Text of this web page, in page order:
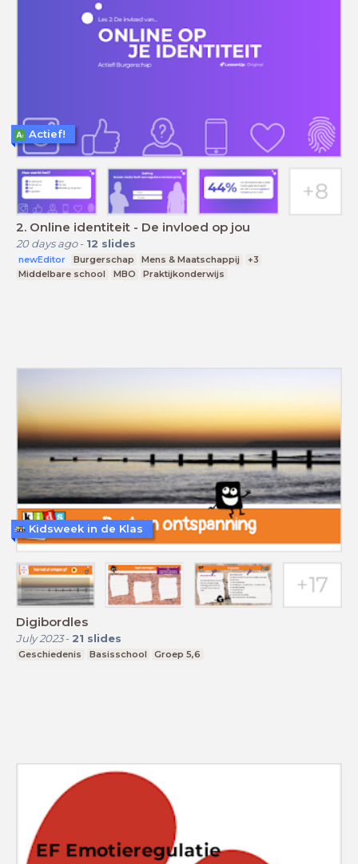
2. Online identiteit - De invloed op jou
20 days ago- 12 slides
newEditor Burgerschap Mens & Maatschappij
+3
Middelbare school
MBO Praktijkonderwijs
Actief!
Digibordles
July 2023- 21 slides
Geschiedenis Basisschool Groep 5,6
Kidsweek in de Klas